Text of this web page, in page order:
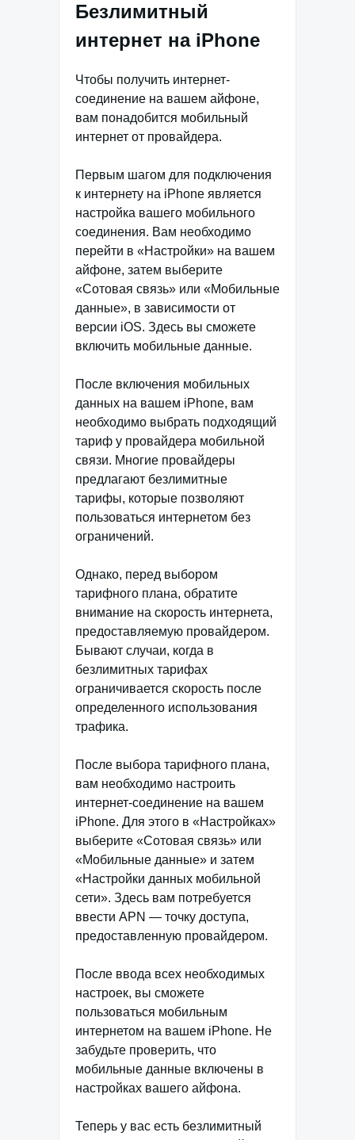
Безлимитный
интернет на iPhone
Чтобы получить интернет-
соединение на вашем айфоне,
вам понадобится мобильный
интернет от провайдера.
Первым шагом для подключения
к интернету на iPhone является
настройка вашего мобильного
соединения. Вам необходимо
перейти в «Настройки» на вашем
айфоне, затем выберите
«Сотовая связь» или «Мобильные
данные», в зависимости от
версии iOS. Здесь вы сможете
включить мобильные данные.
После включения мобильных
данных на вашем iPhone, вам
необходимо выбрать подходящий
тариф у провайдера мобильной
связи. Многие провайдеры
предлагают безлимитные
тарифы, которые позволяют
пользоваться интернетом без
ограничений.
Однако, перед выбором
тарифного плана, обратите
внимание на скорость интернета,
предоставляемую провайдером.
Бывают случаи, когда в
безлимитных тарифах
ограничивается скорость после
определенного использования
трафика.
После выбора тарифного плана,
вам необходимо настроить
интернет-соединение на вашем
iPhone. Для этого в «Настройках»
выберите «Сотовая связь» или
«Мобильные данные» и затем
«Настройки данных мобильной
сети». Здесь вам потребуется
ввести APN — точку доступа,
предоставленную провайдером.
После ввода всех необходимых
настроек, вы сможете
пользоваться мобильным
интернетом на вашем iPhone. Не
забудьте проверить, что
мобильные данные включены в
настройках вашего айфона.
Теперь у вас есть безлимитный